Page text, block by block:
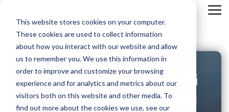
This website stores cookies on your computer.
These cookies are used to collect information
about how you interact with our website and allow
us to remember you. We use this information in
order to improve and customize your browsing
experience and for analytics and metrics about our
visitors both on this website and other media. To
find out more about the cookies we use, see our
main
#1 ซอฟต์แวร์ห้องปฏิบัติ
การสำหรับอุตสาหกรรม